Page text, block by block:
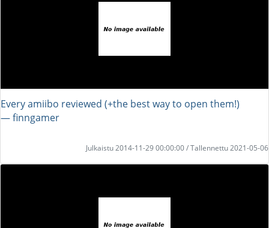
Every amiibo reviewed (+the best way to open them!)
― finngamer
Julkaistu 2014-11-29 00:00:00 / Tallennettu 2021-05-06